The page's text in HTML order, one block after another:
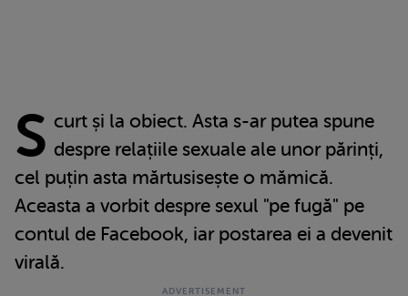
S curt și la obiect. Asta s-ar putea spune
despre relațiile sexuale ale unor părinți,
cel puțin asta mărtusisește o mămică.
Aceasta a vorbit despre sexul "pe fugă" pe
contul de Facebook, iar postarea ei a devenit
virală.